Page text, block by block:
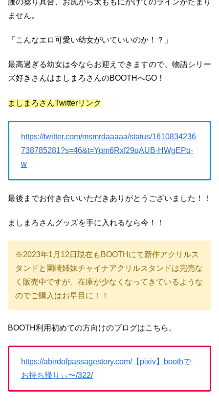
ません。
「こんなエロ可愛い幼女がいていいのか！？」
最高過ぎる幼女は今ならお迎えできますので、物語シリー
ズ好きさんはましまろさんのBOOTHへGO！
ましまろさんTwitterリンク
https://twitter.com/msmrdaaaaa/status/1610834236
738785281?s=46&t=Yqm6Rxf29qAUB-HWgEPq-
w
最後までお付き合いいただきありがとうございました！！
ましまろさんグッズを手に入れるなら今！！
※2023年1月12日現在もBOOTHにて新作アクリルス
タンドと園崎姉妹チャイナアクリルスタンドは完売な
く販売中ですが、在庫が少なくなってきているような
のでご購入はお早目に！！
BOOTH利用初めての方向けのブログはこちら。
https://abirdofpassagestory.com/【pixiv】boothで
お持ち帰りぃ〜/322/